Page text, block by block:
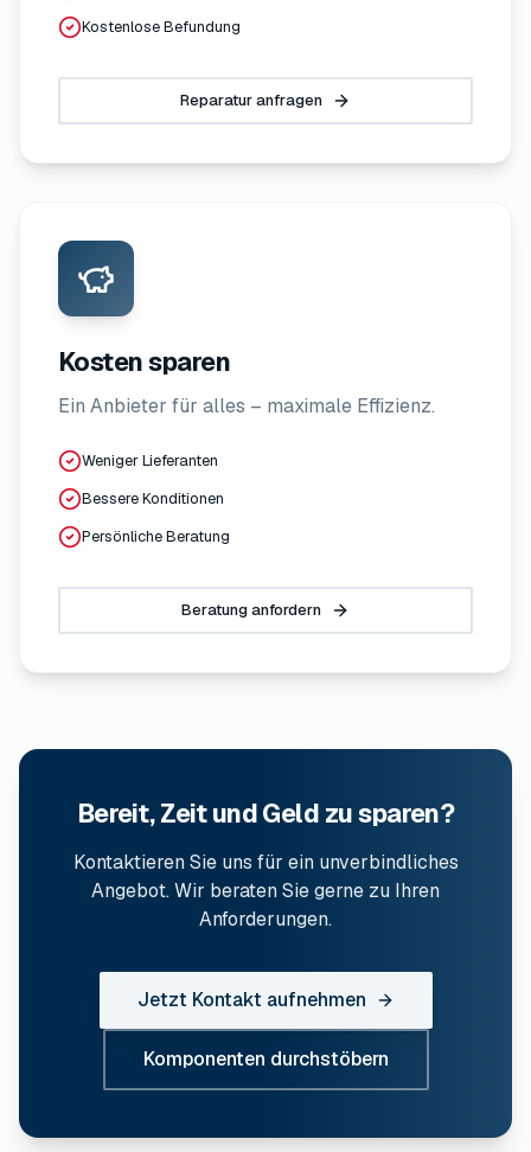
Kostenlose Befundung
Reparatur anfragen
Kosten sparen
Ein Anbieter für alles – maximale Effizienz.
Weniger Lieferanten
Bessere Konditionen
Persönliche Beratung
Beratung anfordern
Bereit, Zeit und Geld zu sparen?
Kontaktieren Sie uns für ein unverbindliches
Angebot. Wir beraten Sie gerne zu Ihren
Anforderungen.
Jetzt Kontakt aufnehmen
Komponenten durchstöbern